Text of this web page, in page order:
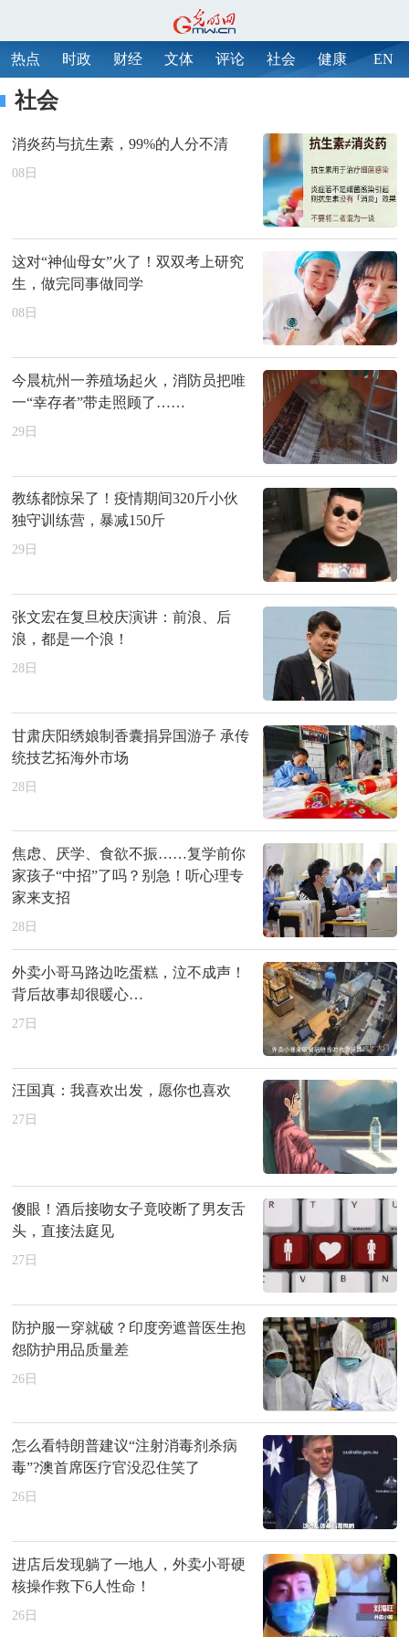
热点 时政 财经 文体 评论 社会 健康 EN
社会
消炎药与抗生素，99%的人分不清
08日
这对“神仙母女”火了！双双考上研究
生，做完同事做同学
08日
今晨杭州一养殖场起火，消防员把唯
一“幸存者”带走照顾了……
29日
教练都惊呆了！疫情期间320斤小伙
独守训练营，暴减150斤
29日
张文宏在复旦校庆演讲：前浪、后
浪，都是一个浪！
28日
甘肃庆阳绣娘制香囊捐异国游子 承传
统技艺拓海外市场
28日
焦虑、厌学、食欲不振……复学前你
家孩子“中招”了吗？别急！听心理专
家来支招
28日
外卖小哥马路边吃蛋糕，泣不成声！
背后故事却很暖心…
27日
汪国真：我喜欢出发，愿你也喜欢
27日
傻眼！酒后接吻女子竟咬断了男友舌
头，直接法庭见
27日
防护服一穿就破？印度旁遮普医生抱
怨防护用品质量差
26日
怎么看特朗普建议“注射消毒剂杀病
毒”?澳首席医疗官没忍住笑了
26日
进店后发现躺了一地人，外卖小哥硬
核操作救下6人性命！
26日